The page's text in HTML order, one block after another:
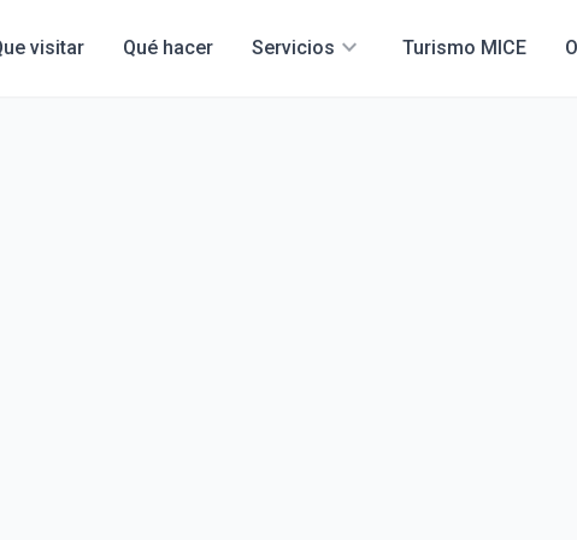
visitar Qué hacer Servicios expand_more Turismo MICE